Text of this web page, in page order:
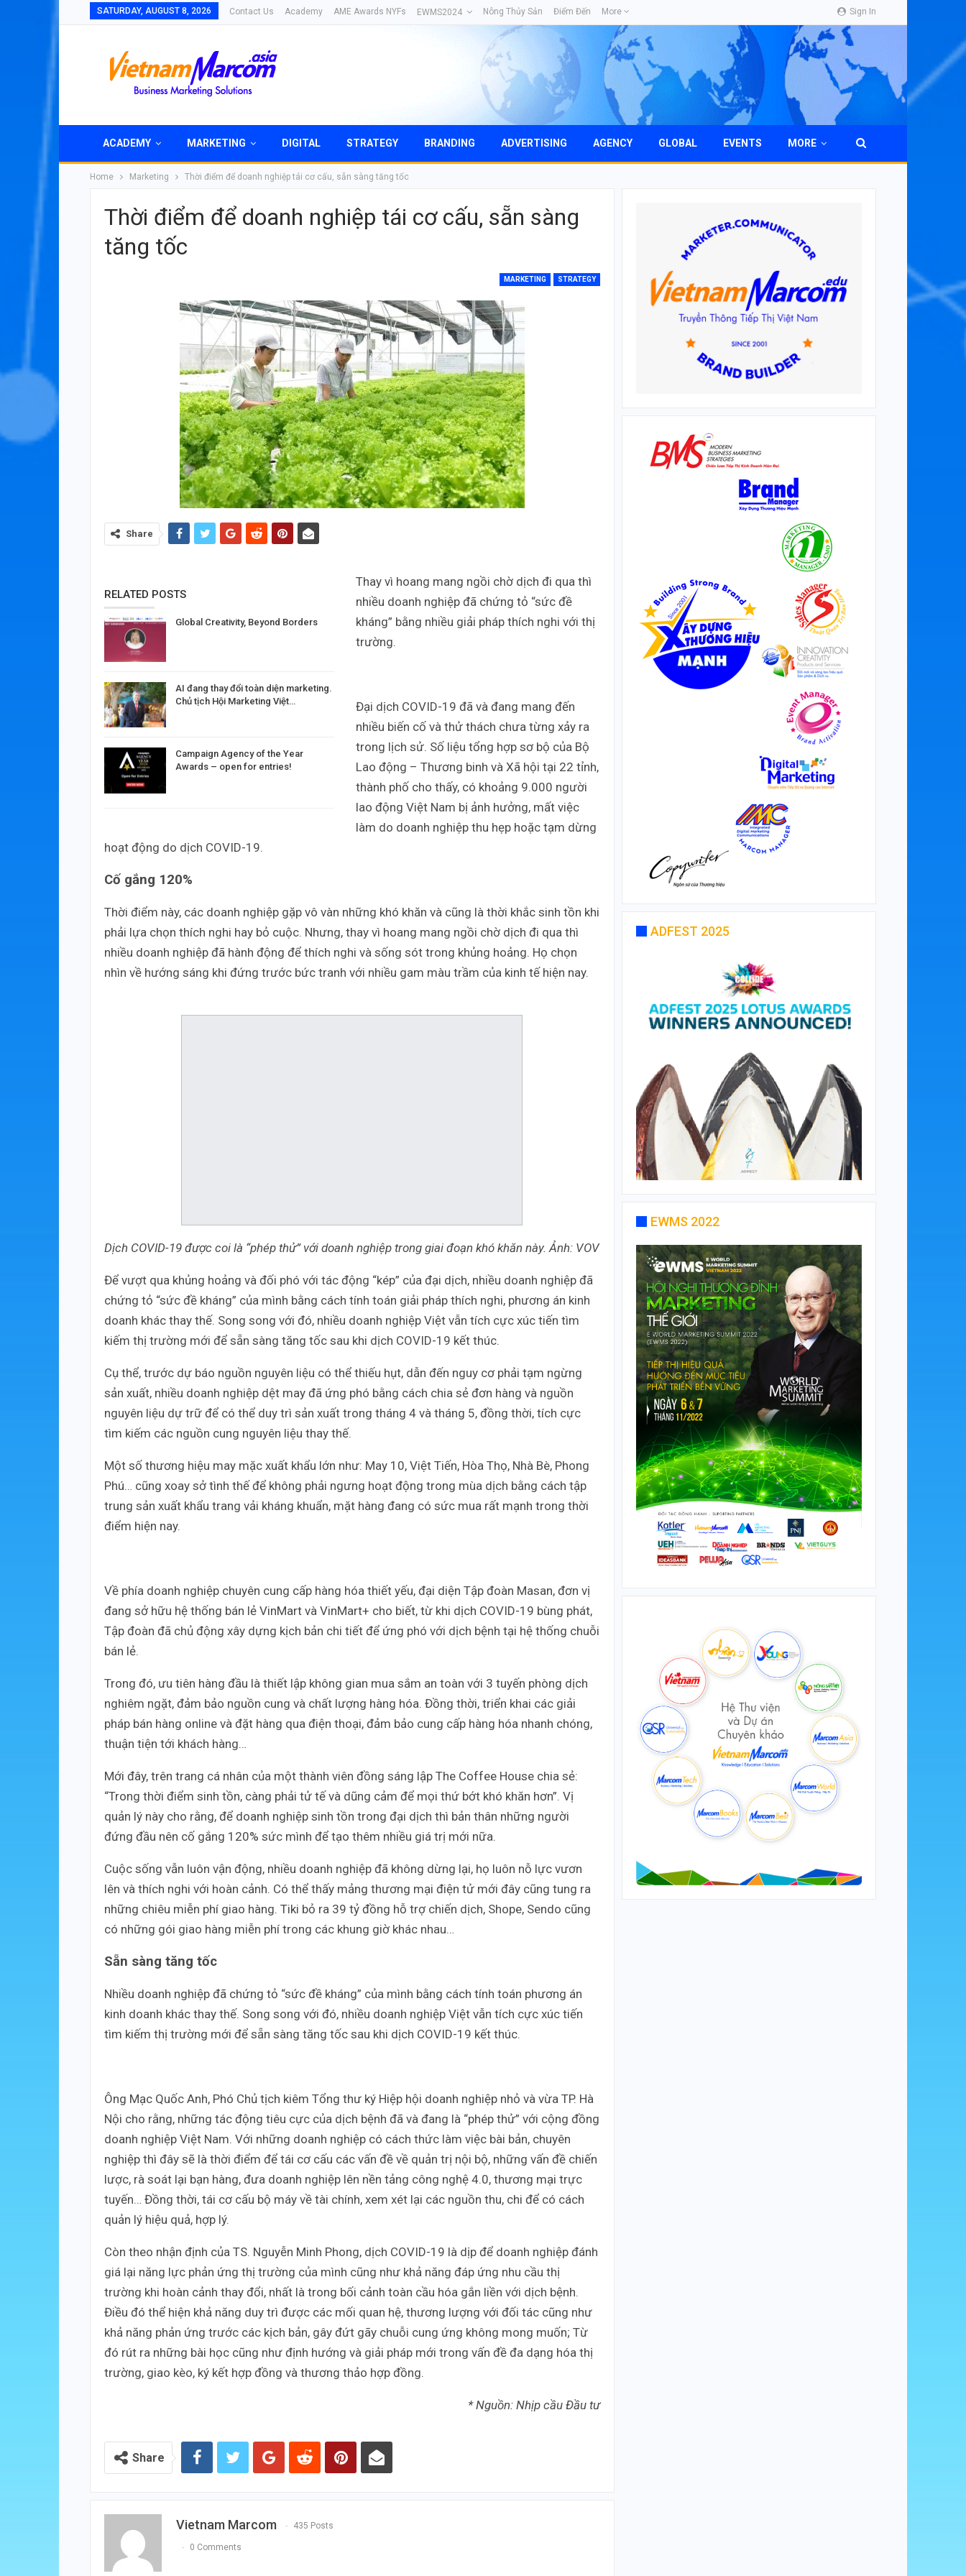
Sign In
SATURDAY, AUGUST 8, 2026 Contact Us Academy AME Awards NYFs EWMS2024 Nông Thủy Sản Điểm Đến More
ACADEMY MARKETING DIGITAL STRATEGY BRANDING ADVERTISING AGENCY GLOBAL EVENTS MORE
Home Marketing Thời điểm để doanh nghiệp tái cơ cấu, sẵn sàng tăng tốc
Thời điểm để doanh nghiệp tái cơ cấu, sẵn sàng
tăng tốc
MARKETING STRATEGY
Share
RELATED POSTS
Global Creativity, Beyond Borders
AI đang thay đổi toàn diện marketing.
Chủ tịch Hội Marketing Việt…
Campaign Agency of the Year
Awards – open for entries!
Thay vì hoang mang ngồi chờ dịch đi qua thì
nhiều doanh nghiệp đã chứng tỏ “sức đề
kháng” bằng nhiều giải pháp thích nghi với thị
trường.
Đại dịch COVID-19 đã và đang mang đến
nhiều biến cố và thử thách chưa từng xảy ra
trong lịch sử. Số liệu tổng hợp sơ bộ của Bộ
Lao động – Thương binh và Xã hội tại 22 tỉnh,
thành phố cho thấy, có khoảng 9.000 người
lao động Việt Nam bị ảnh hưởng, mất việc
làm do doanh nghiệp thu hẹp hoặc tạm dừng
hoạt động do dịch COVID-19.
Cố gắng 120%
Thời điểm này, các doanh nghiệp gặp vô vàn những khó khăn và cũng là thời khắc sinh tồn khi
phải lựa chọn thích nghi hay bỏ cuộc. Nhưng, thay vì hoang mang ngồi chờ dịch đi qua thì
nhiều doanh nghiệp đã hành động để thích nghi và sống sót trong khủng hoảng. Họ chọn
nhìn về hướng sáng khi đứng trước bức tranh với nhiều gam màu trầm của kinh tế hiện nay.
Dịch COVID-19 được coi là “phép thử” với doanh nghiệp trong giai đoạn khó khăn này. Ảnh: VOV
Để vượt qua khủng hoảng và đối phó với tác động “kép” của đại dịch, nhiều doanh nghiệp đã
chứng tỏ “sức đề kháng” của mình bằng cách tính toán giải pháp thích nghi, phương án kinh
doanh khác thay thế. Song song với đó, nhiều doanh nghiệp Việt vẫn tích cực xúc tiến tìm
kiếm thị trường mới để sẵn sàng tăng tốc sau khi dịch COVID-19 kết thúc.
Cụ thể, trước dự báo nguồn nguyên liệu có thể thiếu hụt, dẫn đến nguy cơ phải tạm ngừng
sản xuất, nhiều doanh nghiệp dệt may đã ứng phó bằng cách chia sẻ đơn hàng và nguồn
nguyên liệu dự trữ để có thể duy trì sản xuất trong tháng 4 và tháng 5, đồng thời, tích cực
tìm kiếm các nguồn cung nguyên liệu thay thế.
Một số thương hiệu may mặc xuất khẩu lớn như: May 10, Việt Tiến, Hòa Thọ, Nhà Bè, Phong
Phú… cũng xoay sở tình thế để không phải ngưng hoạt động trong mùa dịch bằng cách tập
trung sản xuất khẩu trang vải kháng khuẩn, mặt hàng đang có sức mua rất mạnh trong thời
điểm hiện nay.
Về phía doanh nghiệp chuyên cung cấp hàng hóa thiết yếu, đại diện Tập đoàn Masan, đơn vị
đang sở hữu hệ thống bán lẻ VinMart và VinMart+ cho biết, từ khi dịch COVID-19 bùng phát,
Tập đoàn đã chủ động xây dựng kịch bản chi tiết để ứng phó với dịch bệnh tại hệ thống chuỗi
bán lẻ.
Trong đó, ưu tiên hàng đầu là thiết lập không gian mua sắm an toàn với 3 tuyến phòng dịch
nghiêm ngặt, đảm bảo nguồn cung và chất lượng hàng hóa. Đồng thời, triển khai các giải
pháp bán hàng online và đặt hàng qua điện thoại, đảm bảo cung cấp hàng hóa nhanh chóng,
thuận tiện tới khách hàng…
Mới đây, trên trang cá nhân của một thành viên đồng sáng lập The Coffee House chia sẻ:
“Trong thời điểm sinh tồn, càng phải tử tế và dũng cảm để mọi thứ bớt khó khăn hơn”. Vị
quản lý này cho rằng, để doanh nghiệp sinh tồn trong đại dịch thì bản thân những người
đứng đầu nên cố gắng 120% sức mình để tạo thêm nhiều giá trị mới nữa.
Cuộc sống vẫn luôn vận động, nhiều doanh nghiệp đã không dừng lại, họ luôn nỗ lực vươn
lên và thích nghi với hoàn cảnh. Có thể thấy mảng thương mại điện tử mới đây cũng tung ra
những chiêu miễn phí giao hàng. Tiki bỏ ra 39 tỷ đồng hỗ trợ chiến dịch, Shope, Sendo cũng
có những gói giao hàng miễn phí trong các khung giờ khác nhau…
Sẵn sàng tăng tốc
Nhiều doanh nghiệp đã chứng tỏ “sức đề kháng” của mình bằng cách tính toán phương án
kinh doanh khác thay thế. Song song với đó, nhiều doanh nghiệp Việt vẫn tích cực xúc tiến
tìm kiếm thị trường mới để sẵn sàng tăng tốc sau khi dịch COVID-19 kết thúc.
Ông Mạc Quốc Anh, Phó Chủ tịch kiêm Tổng thư ký Hiệp hội doanh nghiệp nhỏ và vừa TP. Hà
Nội cho rằng, những tác động tiêu cực của dịch bệnh đã và đang là “phép thử” với cộng đồng
doanh nghiệp Việt Nam. Với những doanh nghiệp có cách thức làm việc bài bản, chuyên
nghiệp thì đây sẽ là thời điểm để tái cơ cấu các vấn đề về quản trị nội bộ, những vấn đề chiến
lược, rà soát lại bạn hàng, đưa doanh nghiệp lên nền tảng công nghệ 4.0, thương mại trực
tuyến… Đồng thời, tái cơ cấu bộ máy về tài chính, xem xét lại các nguồn thu, chi để có cách
quản lý hiệu quả, hợp lý.
Còn theo nhận định của TS. Nguyễn Minh Phong, dịch COVID-19 là dịp để doanh nghiệp đánh
giá lại năng lực phản ứng thị trường của mình cũng như khả năng đáp ứng nhu cầu thị
trường khi hoàn cảnh thay đổi, nhất là trong bối cảnh toàn cầu hóa gắn liền với dịch bệnh.
Điều đó thể hiện khả năng duy trì được các mối quan hệ, thương lượng với đối tác cũng như
khả năng phản ứng trước các kịch bản, gây đứt gãy chuỗi cung ứng không mong muốn; Từ
đó rút ra những bài học cũng như định hướng và giải pháp mới trong vấn đề đa dạng hóa thị
trường, giao kèo, ký kết hợp đồng và thương thảo hợp đồng.
* Nguồn: Nhịp cầu Đầu tư
Share
Vietnam Marcom 435 Posts
0 Comments
ADFEST 2025
EWMS 2022